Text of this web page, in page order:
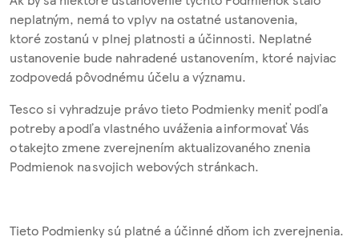
neplatným, nemá to vplyv na ostatné ustanovenia,
ktoré zostanú v plnej platnosti a účinnosti. Neplatné
ustanovenie bude nahradené ustanovením, ktoré najviac
zodpovedá pôvodnému účelu a významu.
Tesco si vyhradzuje právo tieto Podmienky meniť podľa
potreby a podľa vlastného uváženia a informovať Vás
o takejto zmene zverejnením aktualizovaného znenia
Podmienok na svojich webových stránkach.
Tieto Podmienky sú platné a účinné dňom ich zverejnenia.